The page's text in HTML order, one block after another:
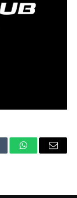
WhatsAppEmail